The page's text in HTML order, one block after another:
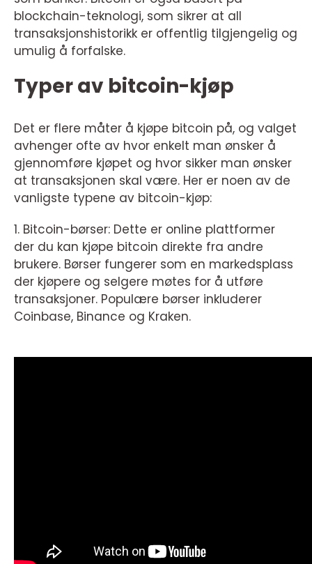
blockchain-teknologi, som sikrer at all
transaksjonshistorikk er offentlig tilgjengelig og
umulig å forfalske.
Typer av bitcoin-kjøp
Det er flere måter å kjøpe bitcoin på, og valget
avhenger ofte av hvor enkelt man ønsker å
gjennomføre kjøpet og hvor sikker man ønsker
at transaksjonen skal være. Her er noen av de
vanligste typene av bitcoin-kjøp:
1. Bitcoin-børser: Dette er online plattformer
der du kan kjøpe bitcoin direkte fra andre
brukere. Børser fungerer som en markedsplass
der kjøpere og selgere møtes for å utføre
transaksjoner. Populære børser inkluderer
Coinbase, Binance og Kraken.